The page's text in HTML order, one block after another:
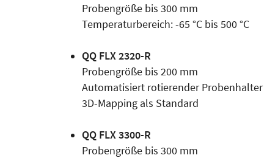
Probengröße bis 300 mm
Temperaturbereich: -65 °C bis 500 °C
QQ FLX 2320-R
Probengröße bis 200 mm
Automatisiert rotierender Probenhalter
3D-Mapping als Standard
QQ FLX 3300-R
Probengröße bis 300 mm